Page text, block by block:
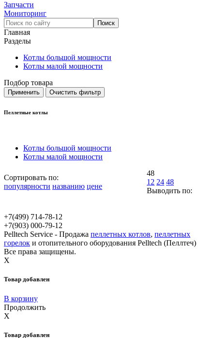
Запчасти
Мониторинг
Главная
Разделы
Котлы большой мощности
Котлы малой мощности
Подбор товара
Пеллетные котлы
Котлы большой мощности
Котлы малой мощности
Сортировать по:
популярности названию цене
48
12 24 48
Выводить по:
+7(499) 714-78-12
+7(903) 000-79-12
Pelltech Service - Продажа пеллетных котлов, пеллетных
горелок и отопительного оборудования Pelltech (Пеллтеч)
Все права защищены.
X
Товар добавлен
В корзину
Продолжить
X
Товар добавлен